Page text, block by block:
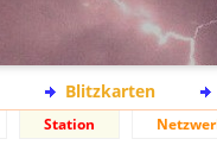
Blitzkarten
Station